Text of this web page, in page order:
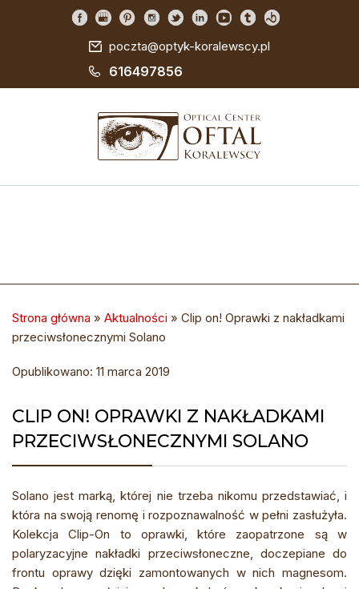
poczta@optyk-koralewscy.pl
616497856
Strona główna » Aktualności » Clip on! Oprawki z nakładkami
przeciwsłonecznymi Solano
Opublikowano: 11 marca 2019
CLIP ON! OPRAWKI Z NAKŁADKAMI
PRZECIWSŁONECZNYMI SOLANO
Solano jest marką, której nie trzeba nikomu przedstawiać, i
która na swoją renomę i rozpoznawalność w pełni zasłużyła.
Kolekcja Clip-On to oprawki, które zaopatrzone są w
polaryzacyjne nakładki przeciwsłoneczne, doczepiane do
frontu oprawy dzięki zamontowanych w nich magnesom.